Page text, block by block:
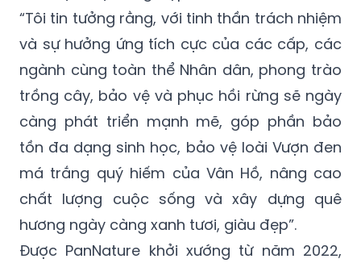
“Tôi tin tưởng rằng, với tinh thần trách nhiệm
và sự hưởng ứng tích cực của các cấp, các
ngành cùng toàn thể Nhân dân, phong trào
trồng cây, bảo vệ và phục hồi rừng sẽ ngày
càng phát triển mạnh mẽ, góp phần bảo
tồn đa dạng sinh học, bảo vệ loài Vượn đen
má trắng quý hiếm của Vân Hồ, nâng cao
chất lượng cuộc sống và xây dựng quê
hương ngày càng xanh tươi, giàu đẹp”.
Được PanNature khởi xướng từ năm 2022,